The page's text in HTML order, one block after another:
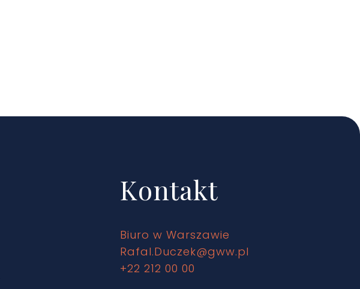
Kontakt
Biuro w Warszawie
Rafal.Duczek@gww.pl
+22 212 00 00